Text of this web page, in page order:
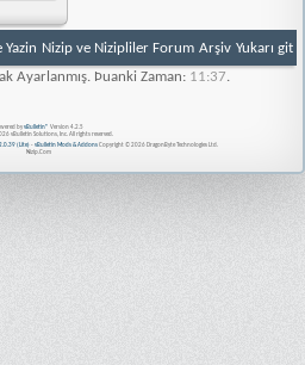
Yazin Nizip ve Nizipliler Forum Arşiv Yukarı git
Ayarlanmış. Þuanki Zaman: 11:37.
by vBulletin® Version 4.2.5
vBulletin Solutions, Inc. All rights reserved.
(Lite)- vBulletin Mods & AddonsCopyright © 2026 DragonByte Technologies Ltd.
Nizip.Com